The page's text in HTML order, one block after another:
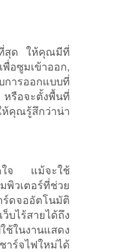
ที่สุด ให้คุณมีที่
อซูมเข้าออก,
ารออกแบบที่
รือจะตั้งพื้นที่
ห้คุณรู้สึกว่าน่า
ใจ แม้จะใช้
พิวเตอร์ที่ช่วย
ร์ดจออัตโนมัติ
บไร้สายได้ถึง
ช้ในงานแสดง
ร์จไฟใหม่ได้